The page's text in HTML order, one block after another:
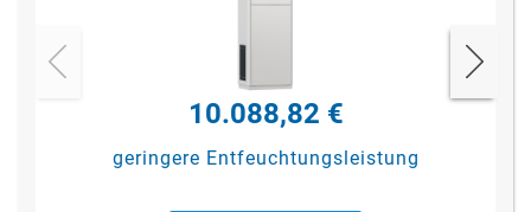
10.088,82 €
geringere Entfeuchtungsleistung